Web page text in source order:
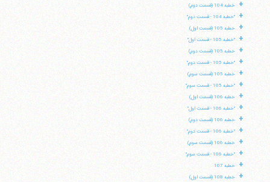
+ خطبه 104 (قسمت دوم)
+ "خطبه 104 - قسمت دوم"
+ خطبه 105 (قسمت اول)
+ "خطبه 105 - قسمت اول"
+ خطبه 105 (قسمت دوم)
+ "خطبه 105 - قسمت دوم"
+ خطبه 105 (قسمت سوم)
+ "خطبه 105 - قسمت سوم"
+ خطبه 106 (قسمت اول)
+ "خطبه 106 - قسمت اول"
+ خطبه 106 (قسمت دوم)
+ "خطبه 106 - قسمت دوم"
+ خطبه 106 (قسمت سوم)
+ "خطبه 106 - قسمت سوم"
+ خطبه 107
+ خطبه 108 (قسمت اول)